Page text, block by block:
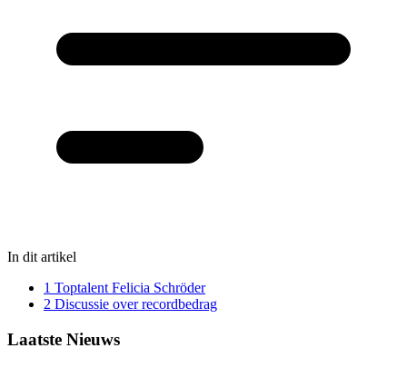
In dit artikel
1 Toptalent Felicia Schröder
2 Discussie over recordbedrag
Laatste Nieuws